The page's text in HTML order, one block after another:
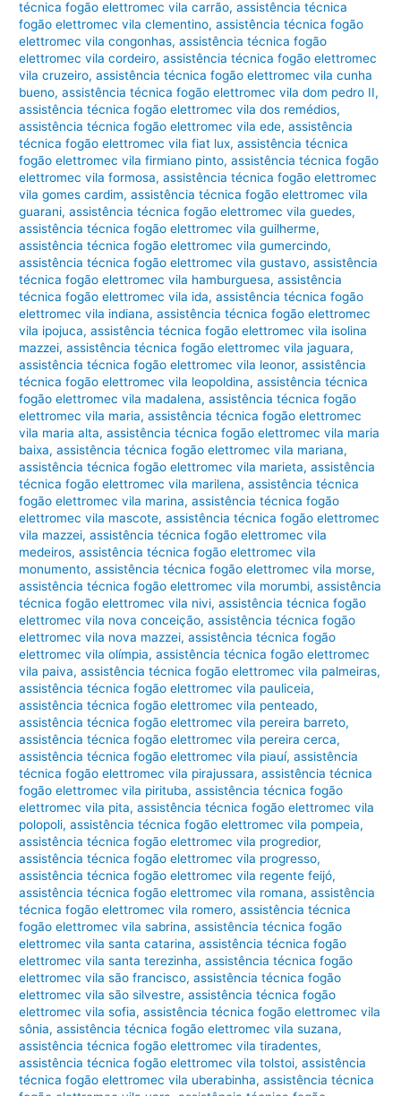
técnica fogão elettromec vila carrão,assistência técnica
fogão elettromec vila clementino,assistência técnica fogão
elettromec vila congonhas,assistência técnica fogão
elettromec vila cordeiro,assistência técnica fogão elettromec
vila cruzeiro,assistência técnica fogão elettromec vila cunha
bueno,assistência técnica fogão elettromec vila dom pedro II,
assistência técnica fogão elettromec vila dos remédios,
assistência técnica fogão elettromec vila ede,assistência
técnica fogão elettromec vila fiat lux,assistência técnica
fogão elettromec vila firmiano pinto,assistência técnica fogão
elettromec vila formosa,assistência técnica fogão elettromec
vila gomes cardim,assistência técnica fogão elettromec vila
guarani,assistência técnica fogão elettromec vila guedes,
assistência técnica fogão elettromec vila guilherme,
assistência técnica fogão elettromec vila gumercindo,
assistência técnica fogão elettromec vila gustavo,assistência
técnica fogão elettromec vila hamburguesa,assistência
técnica fogão elettromec vila ida,assistência técnica fogão
elettromec vila indiana,assistência técnica fogão elettromec
vila ipojuca,assistência técnica fogão elettromec vila isolina
mazzei,assistência técnica fogão elettromec vila jaguara,
assistência técnica fogão elettromec vila leonor,assistência
técnica fogão elettromec vila leopoldina,assistência técnica
fogão elettromec vila madalena,assistência técnica fogão
elettromec vila maria,assistência técnica fogão elettromec
vila maria alta,assistência técnica fogão elettromec vila maria
baixa,assistência técnica fogão elettromec vila mariana,
assistência técnica fogão elettromec vila marieta,assistência
técnica fogão elettromec vila marilena,assistência técnica
fogão elettromec vila marina,assistência técnica fogão
elettromec vila mascote,assistência técnica fogão elettromec
vila mazzei,assistência técnica fogão elettromec vila
medeiros,assistência técnica fogão elettromec vila
monumento,assistência técnica fogão elettromec vila morse,
assistência técnica fogão elettromec vila morumbi,assistência
técnica fogão elettromec vila nivi,assistência técnica fogão
elettromec vila nova conceição,assistência técnica fogão
elettromec vila nova mazzei,assistência técnica fogão
elettromec vila olímpia,assistência técnica fogão elettromec
vila paiva,assistência técnica fogão elettromec vila palmeiras,
assistência técnica fogão elettromec vila pauliceia,
assistência técnica fogão elettromec vila penteado,
assistência técnica fogão elettromec vila pereira barreto,
assistência técnica fogão elettromec vila pereira cerca,
assistência técnica fogão elettromec vila piauí,assistência
técnica fogão elettromec vila pirajussara,assistência técnica
fogão elettromec vila pirituba,assistência técnica fogão
elettromec vila pita,assistência técnica fogão elettromec vila
polopoli,assistência técnica fogão elettromec vila pompeia,
assistência técnica fogão elettromec vila progredior,
assistência técnica fogão elettromec vila progresso,
assistência técnica fogão elettromec vila regente feijó,
assistência técnica fogão elettromec vila romana,assistência
técnica fogão elettromec vila romero,assistência técnica
fogão elettromec vila sabrina,assistência técnica fogão
elettromec vila santa catarina,assistência técnica fogão
elettromec vila santa terezinha,assistência técnica fogão
elettromec vila são francisco,assistência técnica fogão
elettromec vila são silvestre,assistência técnica fogão
elettromec vila sofia,assistência técnica fogão elettromec vila
sônia,assistência técnica fogão elettromec vila suzana,
assistência técnica fogão elettromec vila tiradentes,
assistência técnica fogão elettromec vila tolstoi,assistência
técnica fogão elettromec vila uberabinha,assistência técnica